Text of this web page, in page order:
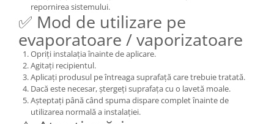
repornirea sistemului.
✅ Mod de utilizare pe
evaporatoare / vaporizatoare
Opriți instalația înainte de aplicare.
Agitați recipientul.
Aplicați produsul pe întreaga suprafață care trebuie tratată.
Dacă este necesar, ștergeți suprafața cu o lavetă moale.
Așteptați până când spuma dispare complet înainte de
utilizarea normală a instalației.